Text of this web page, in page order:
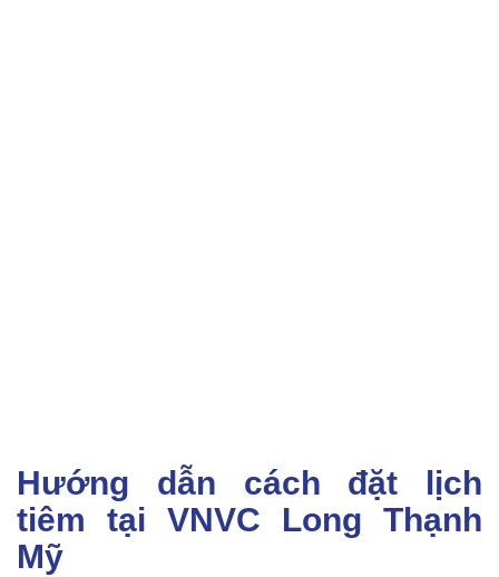
Hướng dẫn cách đặt lịch
tiêm tại VNVC Long Thạnh
Mỹ